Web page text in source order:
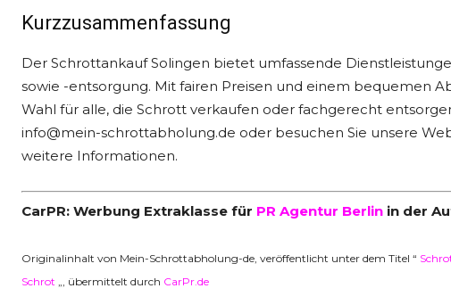
Kurzzusammenfassung
Der Schrottankauf Solingen bietet umfassende
sowie -entsorgung. Mit fairen Preisen und einem bequemen
Wahl für alle, die Schrott verkaufen oder fachgerecht
info@mein-schrottabholung.de oder besuchen Sie unsere
weitere Informationen.
CarPR: Werbung Extraklasse für PR Agentur Berlin in der
Originalinhalt von Mein-Schrottabholung-de, veröffentlicht unter dem Titel “
Schrot „, übermittelt durch CarPr.de